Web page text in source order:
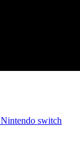
switch